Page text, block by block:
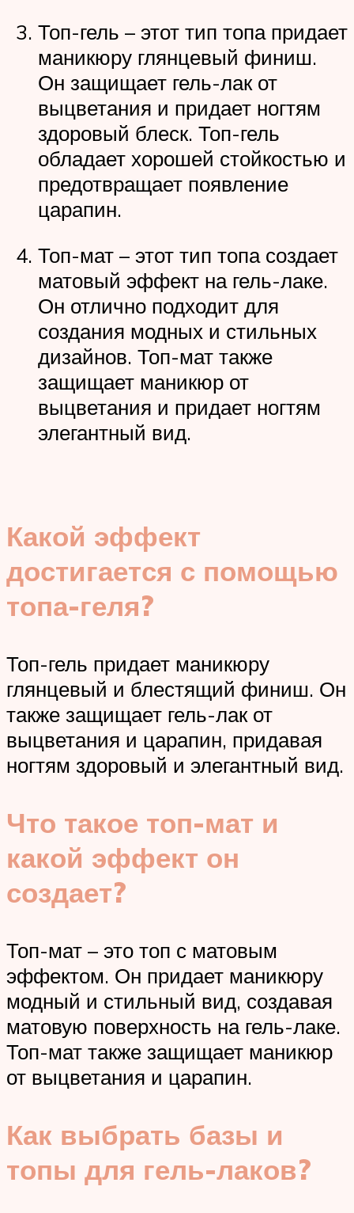
Топ-гель – этот тип топа придает
маникюру глянцевый финиш.
Он защищает гель-лак от
выцветания и придает ногтям
здоровый блеск. Топ-гель
обладает хорошей стойкостью и
предотвращает появление
царапин.
Топ-мат – этот тип топа создает
матовый эффект на гель-лаке.
Он отлично подходит для
создания модных и стильных
дизайнов. Топ-мат также
защищает маникюр от
выцветания и придает ногтям
элегантный вид.
Какой эффект
достигается с помощью
топа-геля?
Топ-гель придает маникюру
глянцевый и блестящий финиш. Он
также защищает гель-лак от
выцветания и царапин, придавая
ногтям здоровый и элегантный вид.
Что такое топ-мат и
какой эффект он
создает?
Топ-мат – это топ с матовым
эффектом. Он придает маникюру
модный и стильный вид, создавая
матовую поверхность на гель-лаке.
Топ-мат также защищает маникюр
от выцветания и царапин.
Как выбрать базы и
топы для гель-лаков?